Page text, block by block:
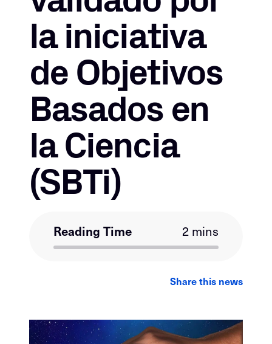
la iniciativa
de Objetivos
Basados en
la Ciencia
(SBTi)
Reading Time 2 mins
Share this news